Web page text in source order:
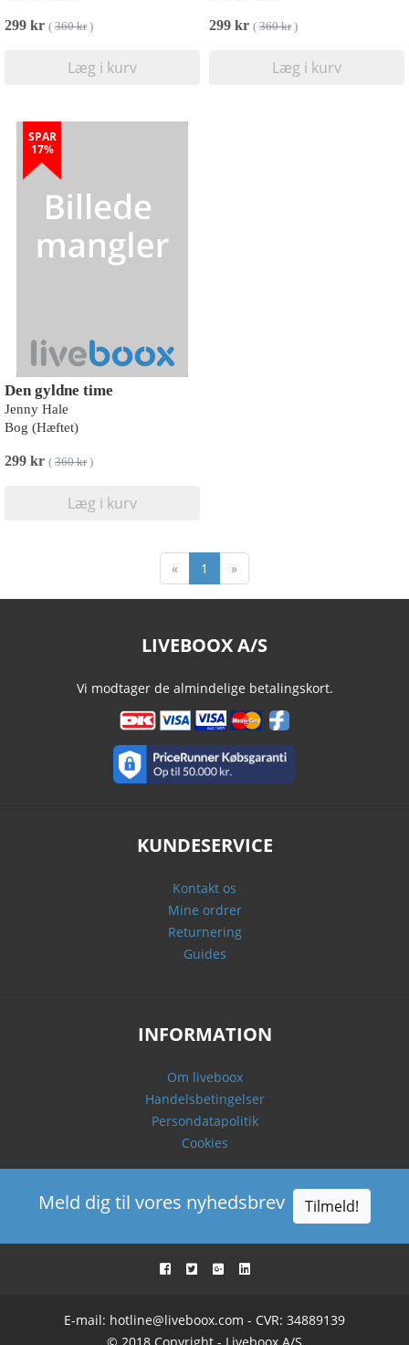
299 kr ( 360 kr)
Læg i kurv
299 kr ( 360 kr)
Læg i kurv
SPAR
17%
Den gyldne time
Jenny Hale
Bog (Hæftet)
299 kr ( 360 kr)
Læg i kurv
« 1 »
LIVEBOOX A/S
Vi modtager de almindelige betalingskort.
KUNDESERVICE
Kontakt os
Mine ordrer
Returnering
Guides
INFORMATION
Om liveboox
Handelsbetingelser
Persondatapolitik
Cookies
Meld dig til vores nyhedsbrev Tilmeld!
E-mail: hotline@liveboox.com - CVR: 34889139
© 2018 Copyright - Liveboox A/S